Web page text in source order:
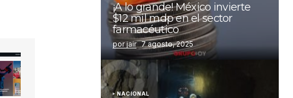
¡A lo grande! México invierte
$12 mil mdp en el sector
farmacéutico
por jair 7 agosto, 2025
NACIONAL